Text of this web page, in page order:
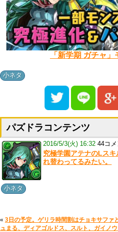
「新学期 ガチャ
小ネタ
パズドラコンテンツ
2016/5/3(火) 16:32 44コメ
究極学園アテナのLス
れ替わってるみたい。
小ネタ
« 3日の予定。ゲリラ時間割はチョキサファ
ュまる、ディアゴルドス、スルト、ガイノウ